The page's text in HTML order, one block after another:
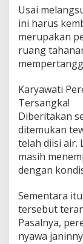
Usai
ini harus
merupakan
ruang
Karyawati
Tersangka!
Diberitakan
ditemukan
telah diisi air.
masih
dengan
Sementara
tersebut
Pasalnya,
nyawa